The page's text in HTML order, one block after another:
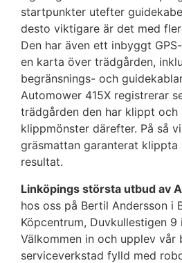
startpunkter utefter
desto viktigare är det med
Den har även ett inbyggt
en karta över trädgården,
begränsnings- och
Automower 415X registrerar
trädgården den har klippt och
klippmönster därefter. På så
gräsmattan garanterat klippta
resultat.
Linköpings största utbud av
hos oss på Bertil Andersson i
Köpcentrum, Duvkullestigen 9
Välkommen in och upplev vår
serviceverkstad fylld med